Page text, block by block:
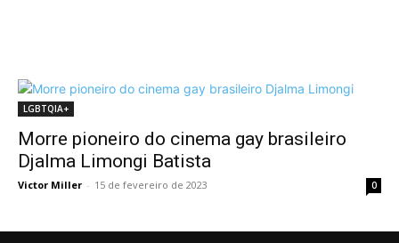
LGBTQIA+
Morre pioneiro do cinema gay brasileiro
Djalma Limongi Batista
Victor Miller - 15 de fevereiro de 2023 0